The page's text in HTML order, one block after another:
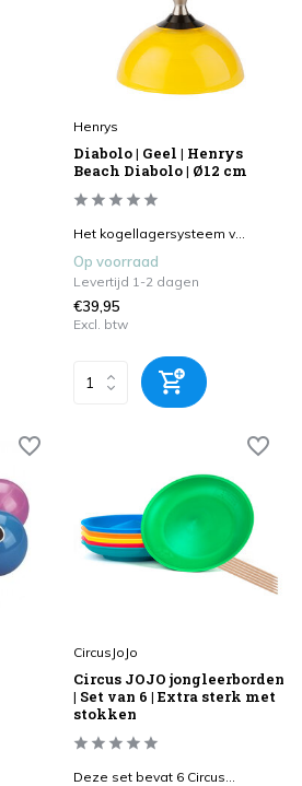
Henrys
Diabolo | Geel | Henrys
Beach Diabolo | Ø12 cm
Het kogellagersysteem v...
Op voorraad
Levertijd 1-2 dagen
€39,95
Excl. btw
CircusJoJo
Circus JOJO jongleerborden
| Set van 6 | Extra sterk met
stokken
Deze set bevat 6 Circus...